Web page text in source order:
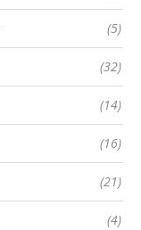
(5)
(32)
(14)
(16)
(21)
(4)